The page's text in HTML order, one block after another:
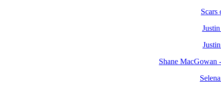
Scars
Shane